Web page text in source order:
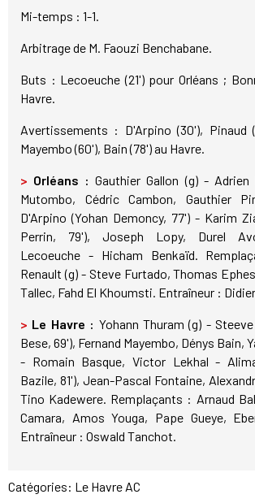
Mi-temps : 1-1.
Arbitrage de M. Faouzi Benchabane.
Buts : Lecoeuche (21') pour Orléans ;
Havre.
Avertissements : D'Arpino (30'), Pinaud
Mayembo (60'), Bain (78') au Havre.
> Orléans : Gauthier Gallon (g) - Adrien
Mutombo, Cédric Cambon, Gauthier
D'Arpino (Yohan Demoncy, 77') - Karim
Perrin, 79'), Joseph Lopy, Durel
Lecoeuche - Hicham Benkaïd.
Renault (g) - Steve Furtado, Thomas
Tallec, Fahd El Khoumsti. Entraîneur :
> Le Havre : Yohann Thuram (g) -
Bese, 69'), Fernand Mayembo, Dénys Bain,
- Romain Basque, Victor Lekhal -
Bazile, 81'), Jean-Pascal Fontaine,
Tino Kadewere. Remplaçants : Arnaud
Camara, Amos Youga, Pape Gueye,
Entraîneur : Oswald Tanchot.
Catégories: Le Havre AC